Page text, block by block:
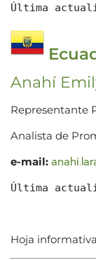
Última
Anahí
Representante
Analista de
e-mail:
Última
Hoja